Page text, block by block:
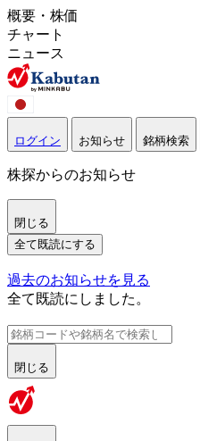
概要・株価
チャート
ニュース
ログイン お知らせ 銘柄検索
株探からのお知らせ
閉じる
全て既読にする
過去のお知らせを見る
全て既読にしました。
閉じる